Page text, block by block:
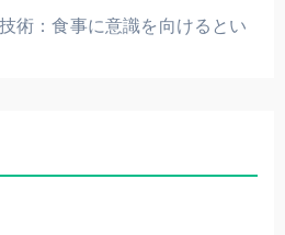
術：食事に意識を向けるとい